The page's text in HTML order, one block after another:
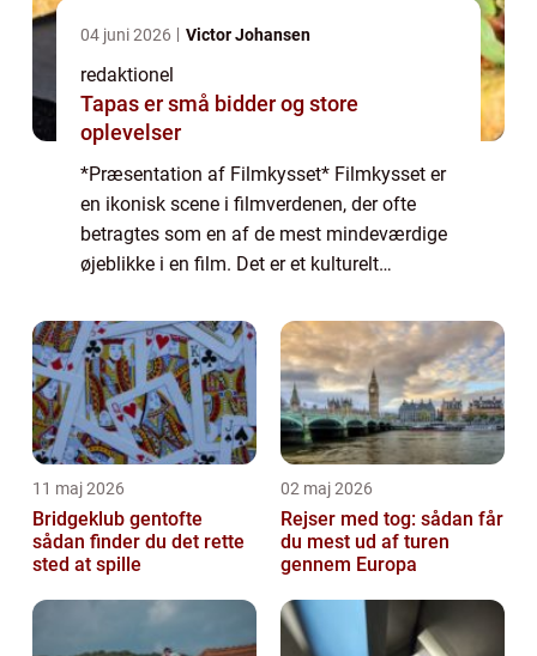
04 juni 2026 Victor Johansen
redaktionel
Tapas er små bidder og store
oplevelser
*Præsentation af Filmkysset* Filmkysset er
en ikonisk scene i filmverdenen, der ofte
betragtes som en af de mest mindeværdige
øjeblikke i en film. Det er et kulturelt
hos publikum over hele verden. Dette kys s...
11 maj 2026
Bridgeklub gentofte
sådan finder du det rette
sted at spille
02 maj 2026
Rejser med tog: sådan får
du mest ud af turen
gennem Europa